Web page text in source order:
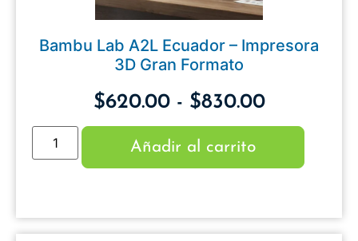
Bambu Lab A2L Ecuador – Impresora
3D Gran Formato
$620.00 - $830.00
Añadir al carrito